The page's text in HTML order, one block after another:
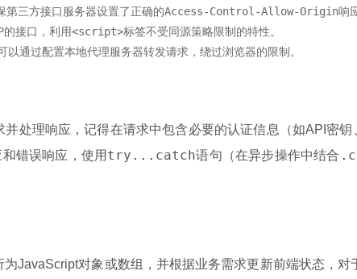
第三方接口服务器设置了正确的Access-Control-Allow-Origin响
接口，利用<script>标签不受同源策略限制的特性。
以通过配置本地代理服务器转发请求，绕过浏览器的限制。
处理响应，记得在请求中包含必要的认证信息（如API密
错误响应，使用 try...catch语句（在异步操作中结合
JavaScript对象或数组，并根据业务需求更新前端状态，对